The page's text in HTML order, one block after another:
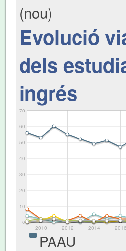
(nou)
Evolució
dels
ingrés
2010 2012 2014 2016
0
10
20
30
40
50
60
70
PAAU